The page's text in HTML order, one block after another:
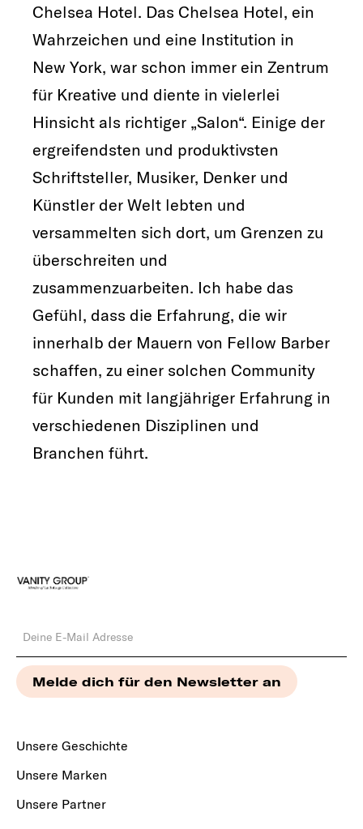
Chelsea Hotel. Das Chelsea Hotel, ein
Wahrzeichen und eine Institution in
New York, war schon immer ein Zentrum
für Kreative und diente in vielerlei
Hinsicht als richtiger „Salon“. Einige der
ergreifendsten und produktivsten
Schriftsteller, Musiker, Denker und
Künstler der Welt lebten und
versammelten sich dort, um Grenzen zu
überschreiten und
zusammenzuarbeiten. Ich habe das
Gefühl, dass die Erfahrung, die wir
innerhalb der Mauern von Fellow Barber
schaffen, zu einer solchen Community
für Kunden mit langjähriger Erfahrung in
verschiedenen Disziplinen und
Branchen führt.
Unsere Geschichte
Unsere Marken
Unsere Partner